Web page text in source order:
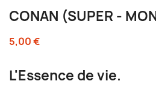
CONAN (SUPER -
5,00 €
L'Essence de vie.